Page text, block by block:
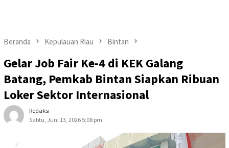
Beranda Kepulauan Riau Bintan
Gelar Job Fair Ke-4 di KEK Galang
Batang, Pemkab Bintan Siapkan Ribuan
Loker Sektor Internasional
Redaksi
Sabtu, Juni 13, 2026 5:08 pm